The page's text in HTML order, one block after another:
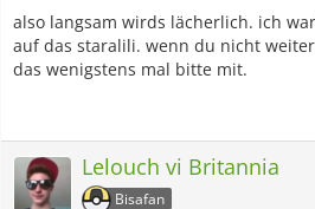
also langsam wirds lächerlich. ich
auf das staralili. wenn du nicht
das wenigstens mal bitte mit.
Lelouch vi Britannia
Bisafan